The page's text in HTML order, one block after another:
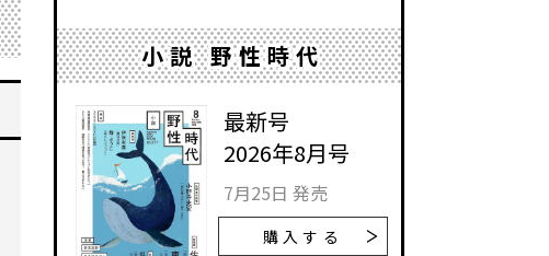
小説 野性時代
最新号
2026年8月号
7月25日 発売
購入する